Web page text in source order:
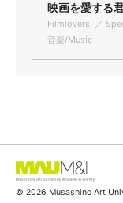
映画を愛する
Filmlovers! ／
音楽/Music
© 2026 Musashino Art